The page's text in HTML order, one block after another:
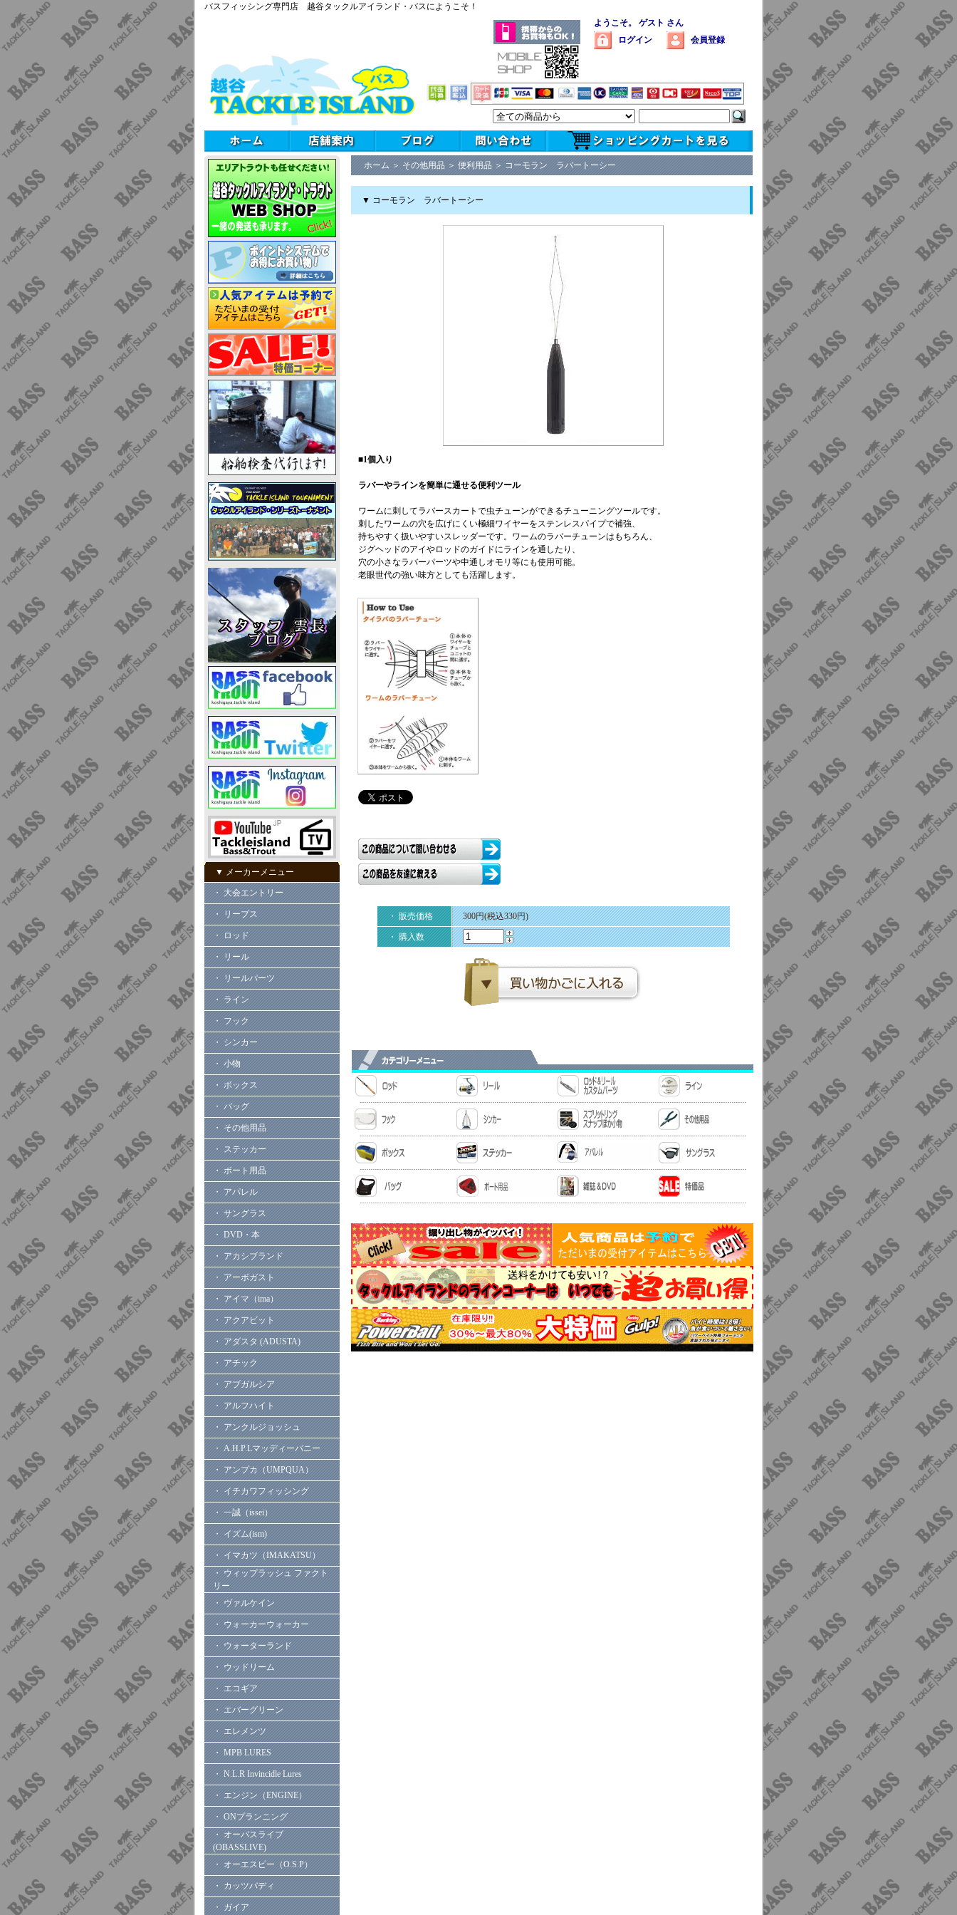
バスフィッシング専門店 越谷タックルアイランド・バスにようこそ！
ようこそ。 ゲスト さん
ログイン
会員登録
▼ メーカーメニュー
・ 大会エントリー
・ リープス
・ ロッド
・ リール
・ リールパーツ
・ ライン
・ フック
・ シンカー
・ 小物
・ ボックス
・ バッグ
・ その他用品
・ ステッカー
・ ボート用品
・ アパレル
・ サングラス
・ DVD・本
・ アカシブランド
・ アーボガスト
・ アイマ（ima）
・ アクアビット
・ アダスタ (ADUSTA)
・ アチック
・ アブガルシア
・ アルフハイト
・ アンクルジョッシュ
・ A.H.P.Lマッディーバニー
・ アンプカ（UMPQUA）
・ イチカワフィッシング
・ 一誠（issei）
・ イズム(ism)
・ イマカツ（IMAKATSU）
・ ウィップラッシュ ファクト
リー
・ ヴァルケイン
・ ウォーカーウォーカー
・ ウォーターランド
・ ウッドリーム
・ エコギア
・ エバーグリーン
・ エレメンツ
・ MPB LURES
・ N.L.R Invincidle Lures
・ エンジン（ENGINE）
・ ONプランニング
・ オーバスライブ
(OBASSLIVE)
・ オーエスピー（O.S.P）
・ カッツバディ
・ ガイア
ホーム ＞ その他用品 ＞ 便利用品 ＞ コーモラン ラバートーシー
▼ コーモラン ラバートーシー
■1個入り
ラバーやラインを簡単に通せる便利ツール
ワームに刺してラバースカートで虫チューンができるチューニングツールです。
刺したワームの穴を広げにくい極細ワイヤーをステンレスパイプで補強、
持ちやすく扱いやすいスレッダーです。ワームのラバーチューンはもちろん、
ジグヘッドのアイやロッドのガイドにラインを通したり、
穴の小さなラバーパーツや中通しオモリ等にも使用可能。
老眼世代の強い味方としても活躍します。
・ 販売価格 300円(税込330円)
・ 購入数